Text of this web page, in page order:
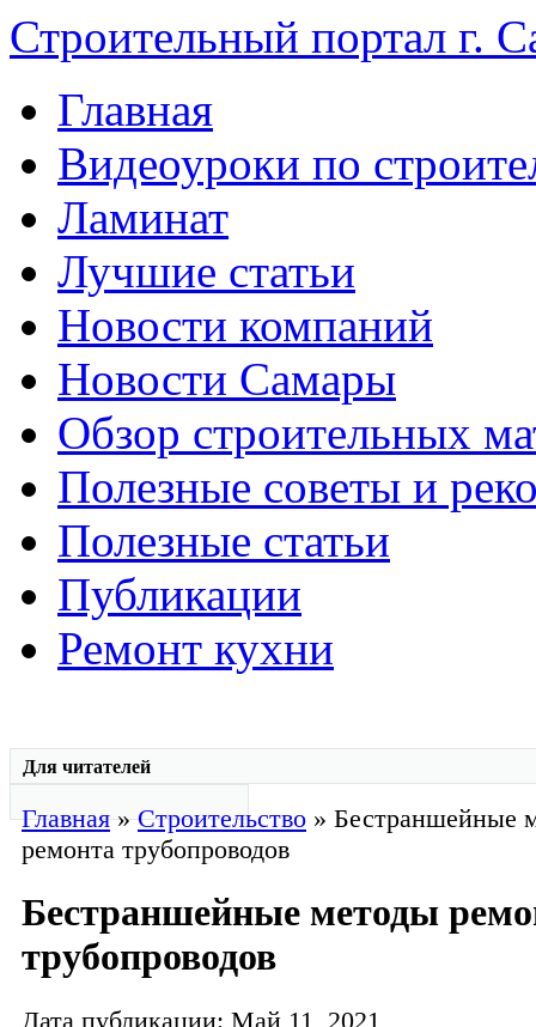
Строительный портал г.
Главная
Видеоуроки по
Ламинат
Лучшие статьи
Новости компаний
Новости Самары
Обзор строительных
Полезные советы и
Полезные статьи
Публикации
Ремонт кухни
Для читателей
Главная»Строительство » Бестраншейные
ремонта трубопроводов
Бестраншейные методы
трубопроводов
Дата публикации: Май 11, 2021